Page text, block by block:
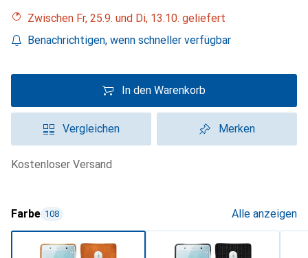
Zwischen Fr, 25.9. und Di, 13.10. geliefert
Benachrichtigen, wenn schneller verfügbar
In den Warenkorb
Vergleichen Merken
kostenloser Versand
Farbe 108 Alle anzeigen